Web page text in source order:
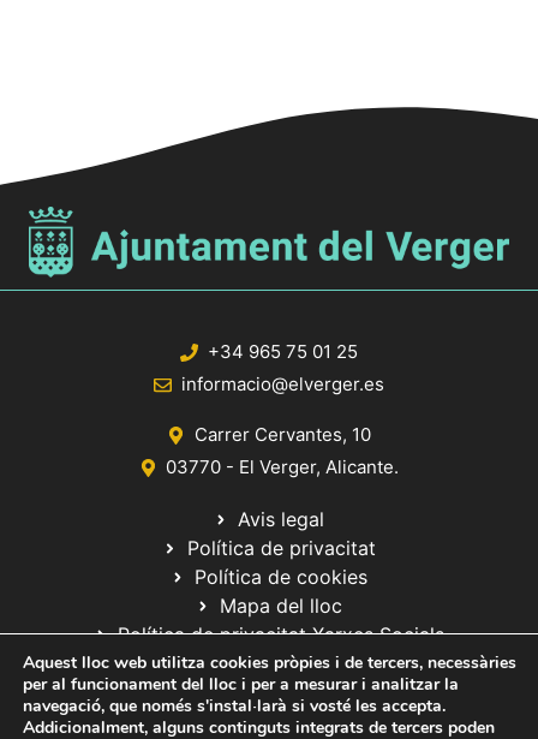
+34 965 75 01 25
informacio@elverger.es
Carrer Cervantes, 10
03770 - El Verger, Alicante.
Avis legal
Política de privacitat
Política de cookies
Mapa del lloc
Política de privacitat Xarxes Socials
Aquest lloc web utilitza cookies pròpies i de tercers, necessàries
per al funcionament del lloc i per a mesurar i analitzar la
navegació, que només s'instal·larà si vosté les accepta.
Addicionalment, alguns continguts integrats de tercers poden